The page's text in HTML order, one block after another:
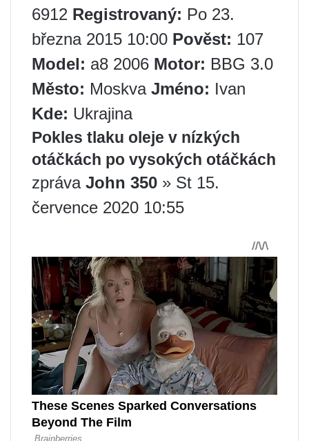
6912 Registrovaný: Po 23.
března 2015 10:00 Pověst: 107
Model: a8 2006 Motor: BBG 3.0
Město: Moskva Jméno: Ivan
Kde: Ukrajina
Pokles tlaku oleje v nízkých
otáčkách po vysokých otáčkách
zpráva John 350 » St 15.
července 2020 10:55